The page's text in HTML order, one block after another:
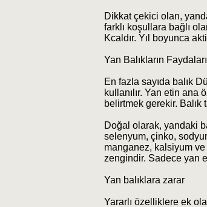
Dikkat çekici olan,
farklı koşullara bağlı
Kcaldır. Yıl boyunca
Yan Balıkların Faydaları
En fazla sayıda balık
kullanılır. Yan etin
belirtmek gerekir. Balık
Doğal olarak, yandaki
selenyum, çinko,
manganez, kalsiyum
zengindir. Sadece yan
Yan balıklara zarar
Yararlı özelliklere ek